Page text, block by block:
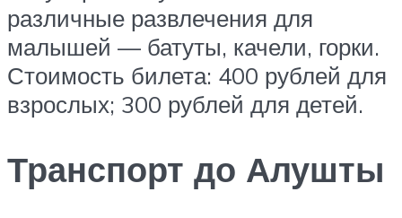
различные развлечения для
малышей — батуты, качели, горки.
Стоимость билета: 400 рублей для
взрослых; 300 рублей для детей.
Транспорт до Алушты